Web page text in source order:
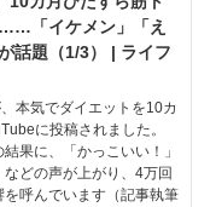
「イケメン」「え
話題（1/3） | ライフ
本気でダイエットを10カ
に投稿されました。
果に、「かっこいい！」
などの声が上がり、4万回
呼んでいます（記事執筆